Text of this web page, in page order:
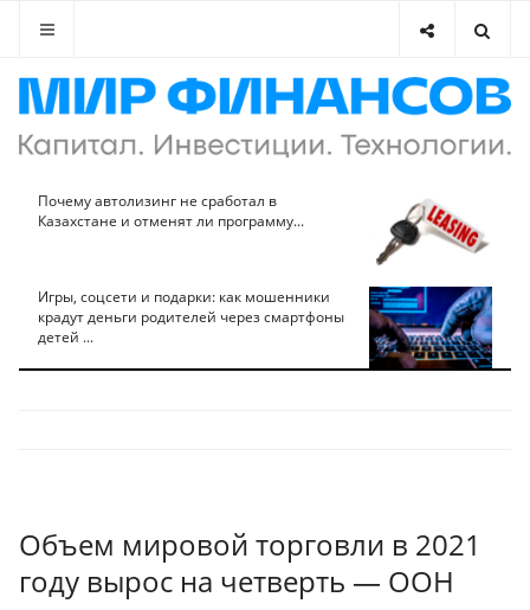
Почему автолизинг не сработал в
Казахстане и отменят ли программу...
Игры, соцсети и подарки: как мошенники
крадут деньги родителей через смартфоны
детей ...
Объем мировой торговли в 2021
году вырос на четверть — ООН